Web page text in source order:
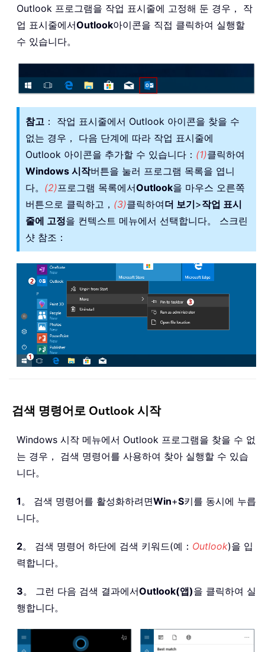
Outlook 프로그램을 작업 표시줄에 고정해 둔 경우， 작
업 표시줄에서Outlook아이콘을 직접 클릭하여 실행할
수 있습니다。
참고 ： 작업 표시줄에서 Outlook 아이콘을 찾을 수
없는 경우， 다음 단계에 따라 작업 표시줄에
Outlook 아이콘을 추가할 수 있습니다： (1)클릭하여
Windows 시작버튼을 눌러 프로그램 목록을 엽니
다。 (2)프로그램 목록에서Outlook을 마우스 오른쪽
버튼으로 클릭하고， (3)클릭하여더 보기>작업 표시
줄에 고정을 컨텍스트 메뉴에서 선택합니다。 스크린
샷 참조：
검색 명령어로 Outlook 시작
Windows 시작 메뉴에서 Outlook 프로그램을 찾을 수 없
는 경우， 검색 명령어를 사용하여 찾아 실행할 수 있습
니다。
1。 검색 명령어를 활성화하려면Win+S키를 동시에 누릅
니다。
2。 검색 명령어 하단에 검색 키워드(예： Outlook)을 입
력합니다。
3。 그런 다음 검색 결과에서Outlook(앱)을 클릭하여 실
행합니다。